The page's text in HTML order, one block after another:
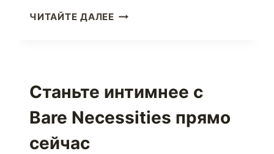
ЧИТАЙТЕ ДАЛЕЕПОСЕТИТЕ
ВСЕ
ВАШИ
МГНОВЕННЫЕ
КОСМЕТИЧЕСКИЕ
Станьте интимнее с
Bare Necessities прямо
сейчас